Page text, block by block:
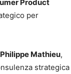
Product
per
Philippe Mathieu,
strategica